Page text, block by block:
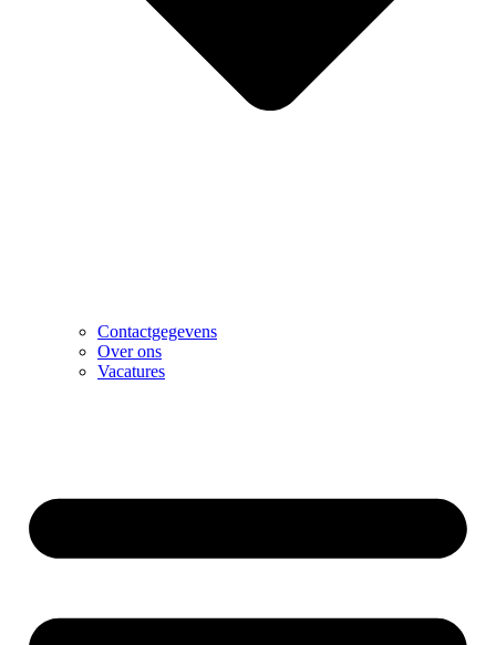
Contactgegevens
Over ons
Vacatures